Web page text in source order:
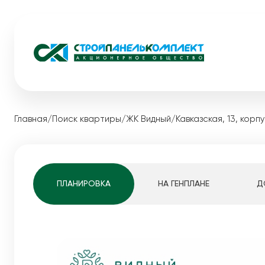
Мотовилихинскай
Pro жизнь
Квартиры
Главная/ Поиск квартиры/ЖК Видный/ Кавказская, 13,
ПЛАНИРОВКА НА ГЕНПЛАНЕ